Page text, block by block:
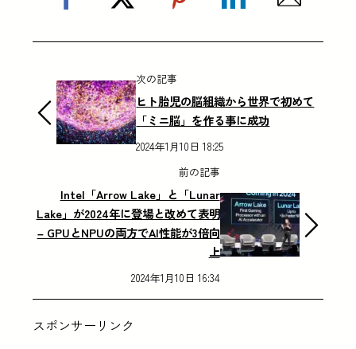
次の記事
ヒト胎児の脳組織から世界で初めて
「ミニ脳」を作る事に成功
2024年1月10日 18:25
前の記事
Intel「Arrow Lake」と「Lunar
Lake」が2024年に登場と改めて表明
– GPUとNPUの両方でAI性能が3倍向
上
2024年1月10日 16:34
スポンサーリンク